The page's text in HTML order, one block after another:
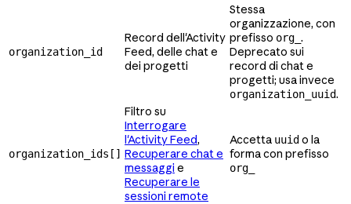
organization_id
Record dell'Activity
Feed, delle chat e
dei progetti
Stessa
organizzazione, con
prefisso org_ .
Deprecato sui
record di chat e
progetti; usa invece
organization_uuid.
organization_ids[]
Filtro su
Interrogare
l'Activity Feed,
Recuperare chat e
messaggi e
Recuperare le
sessioni remote
Accetta uuid o la
forma con prefisso
org_